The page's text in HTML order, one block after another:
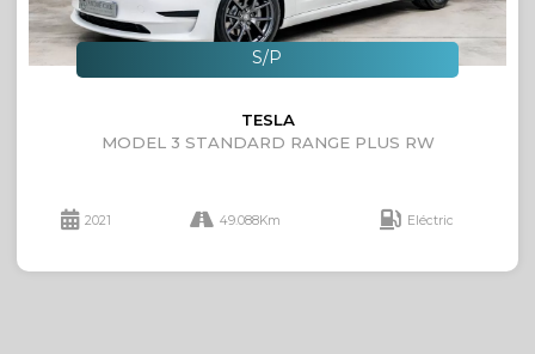
S/P
TESLA
MODEL 3 STANDARD RANGE PLUS RW
2021 49.088Km Eléctric